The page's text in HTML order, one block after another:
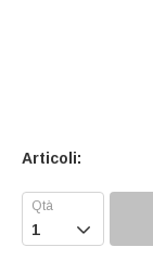
Articoli:
